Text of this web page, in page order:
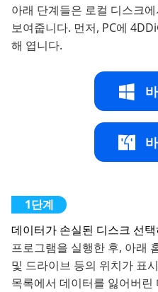
아래 단계들은 로컬 디스크
보여줍니다. 먼저, PC에
해 엽니다.
데이터가 손실된 디스크 선택
프로그램을 실행한 후, 아래
및 드라이브 등의 위치가 표
목록에서 데이터를 잃어버린